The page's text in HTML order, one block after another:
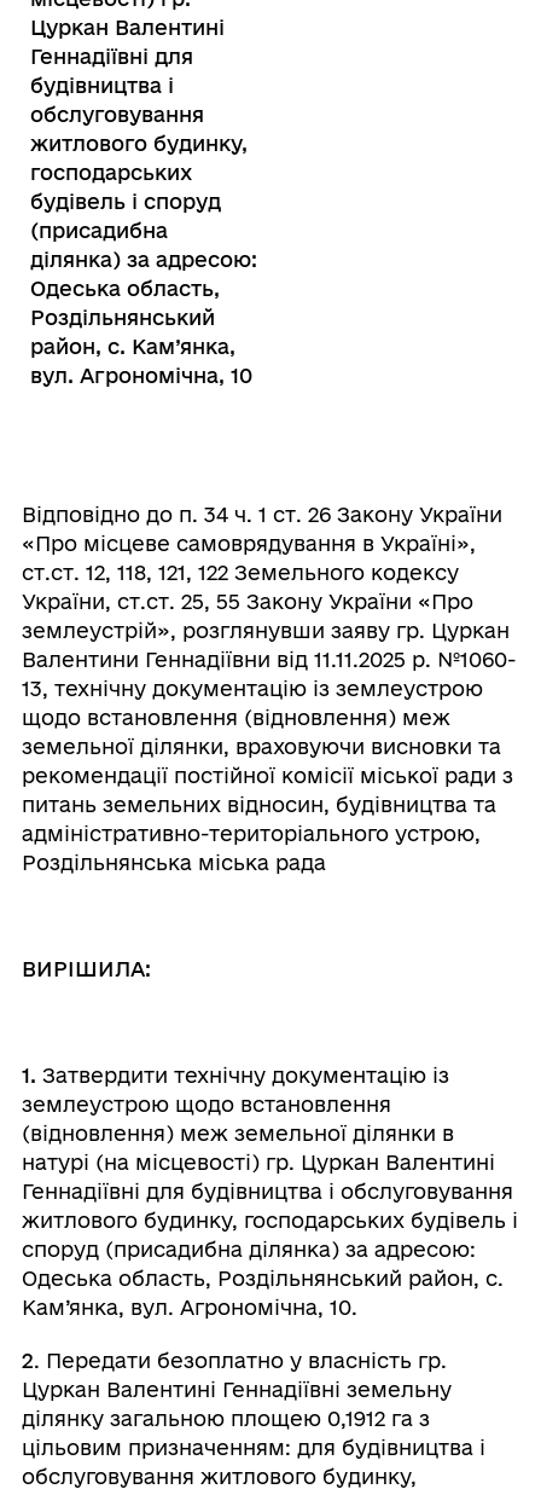
Цуркан Валентині
Геннадіївні для
будівництва і
обслуговування
житлового будинку,
господарських
будівель і споруд
(присадибна
ділянка) за адресою:
Одеська область,
Роздільнянський
район, с. Кам’янка,
вул. Агрономічна, 10
Відповідно до п. 34 ч. 1 ст. 26 Закону України
«Про місцеве самоврядування в Україні»,
ст.ст. 12, 118, 121, 122 Земельного кодексу
України, ст.ст. 25, 55 Закону України «Про
землеустрій», розглянувши заяву гр. Цуркан
Валентини Геннадіївни від 11.11.2025 р. №1060-
13, технічну документацію із землеустрою
щодо встановлення (відновлення) меж
земельної ділянки, враховуючи висновки та
рекомендації постійної комісії міської ради з
питань земельних відносин, будівництва та
адміністративно-територіального устрою,
Роздільнянська міська рада
ВИРІШИЛА:
1. Затвердити технічну документацію із
землеустрою щодо встановлення
(відновлення) меж земельної ділянки в
натурі (на місцевості) гр. Цуркан Валентині
Геннадіївні для будівництва і обслуговування
житлового будинку, господарських будівель і
споруд (присадибна ділянка) за адресою:
Одеська область, Роздільнянський район, с.
Кам’янка, вул. Агрономічна, 10.
2. Передати безоплатно у власність гр.
Цуркан Валентині Геннадіївні земельну
ділянку загальною площею 0,1912 га з
цільовим призначенням: для будівництва і
обслуговування житлового будинку,